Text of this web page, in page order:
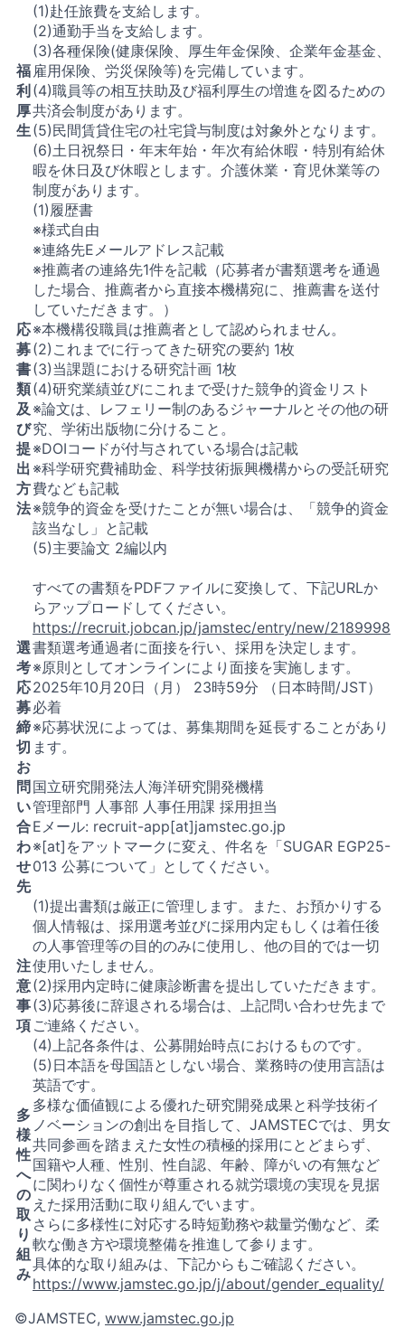
福
利
厚
生
(1)赴任旅費を支給します。
(2)通勤手当を支給します。
(3)各種保険(健康保険、厚生年金保険、企業年金基金、
雇用保険、労災保険等)を完備しています。
(4)職員等の相互扶助及び福利厚生の増進を図るための
共済会制度があります。
(5)民間賃貸住宅の社宅貸与制度は対象外となります。
(6)土日祝祭日・年末年始・年次有給休暇・特別有給休
暇を休日及び休暇とします。介護休業・育児休業等の
制度があります。
応
募
書
類
及
び
提
出
方
法
(1)履歴書
※様式自由
※連絡先Eメールアドレス記載
※推薦者の連絡先1件を記載（応募者が書類選考を通過
した場合、推薦者から直接本機構宛に、推薦書を送付
していただきます。）
※本機構役職員は推薦者として認められません。
(2)これまでに行ってきた研究の要約 1枚
(3)当課題における研究計画 1枚
(4)研究業績並びにこれまで受けた競争的資金リスト
※論文は、レフェリー制のあるジャーナルとその他の研
究、学術出版物に分けること。
※DOIコードが付与されている場合は記載
※科学研究費補助金、科学技術振興機構からの受託研究
費なども記載
※競争的資金を受けたことが無い場合は、「競争的資金
該当なし」と記載
(5)主要論文 2編以内
すべての書類をPDFファイルに変換して、下記URLか
らアップロードしてください。
https://recruit.jobcan.jp/jamstec/entry/new/2189998
選
考
書類選考通過者に面接を行い、採用を決定します。
※原則としてオンラインにより面接を実施します。
応
募
締
切
2025年10月20日（月） 23時59分 （日本時間/JST）
必着
※応募状況によっては、募集期間を延長することがあり
ます。
お
問
い
合
わ
せ
先
国立研究開発法人海洋研究開発機構
管理部門 人事部 人事任用課 採用担当
Eメール: recruit-app[at]jamstec.go.jp
※[at]をアットマークに変え、件名を「SUGAR EGP25-
013 公募について」としてください。
注
意
事
項
(1)提出書類は厳正に管理します。また、お預かりする
個人情報は、採用選考並びに採用内定もしくは着任後
の人事管理等の目的のみに使用し、他の目的では一切
使用いたしません。
(2)採用内定時に健康診断書を提出していただきます。
(3)応募後に辞退される場合は、上記問い合わせ先まで
ご連絡ください。
(4)上記各条件は、公募開始時点におけるものです。
(5)日本語を母国語としない場合、業務時の使用言語は
英語です。
多
様
性
へ
の
取
り
組
み
多様な価値観による優れた研究開発成果と科学技術イ
ノベーションの創出を目指して、JAMSTECでは、男女
共同参画を踏まえた女性の積極的採用にとどまらず、
国籍や人種、性別、性自認、年齢、障がいの有無など
に関わりなく個性が尊重される就労環境の実現を見据
えた採用活動に取り組んでいます。
さらに多様性に対応する時短勤務や裁量労働など、柔
軟な働き方や環境整備を推進して参ります。
具体的な取り組みは、下記からもご確認ください。
https://www.jamstec.go.jp/j/about/gender_equality/
©JAMSTEC, www.jamstec.go.jp